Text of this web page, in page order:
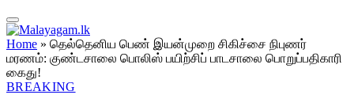
Home » தெல்தெனிய பெண் இயன்முறை சிகிச்சை நிபுணர்
மரணம்: குண்டசாலை பொலிஸ் பயிற்சிப் பாடசாலை பொறுப்பதிகாரி
கைது!
BREAKING